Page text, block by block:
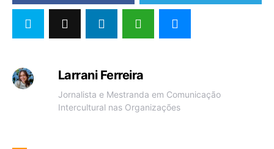
Larrani Ferreira
Jornalista e Mestranda em Comunicação
Intercultural nas Organizações